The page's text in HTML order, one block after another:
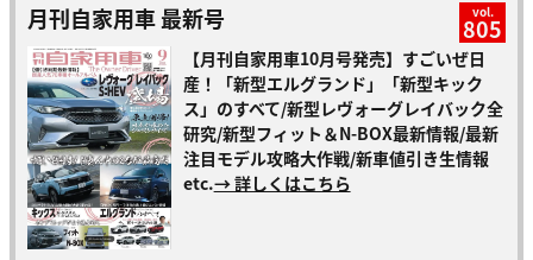
月刊自家用車 最新号 vol.
805
【月刊自家用車10月号発売】すごいぜ日
産！「新型エルグランド」「新型キック
ス」のすべて/新型レヴォーグレイバック全
研究/新型フィット＆N-BOX最新情報/最新
注目モデル攻略大作戦/新車値引き生情報
etc.→ 詳しくはこちら